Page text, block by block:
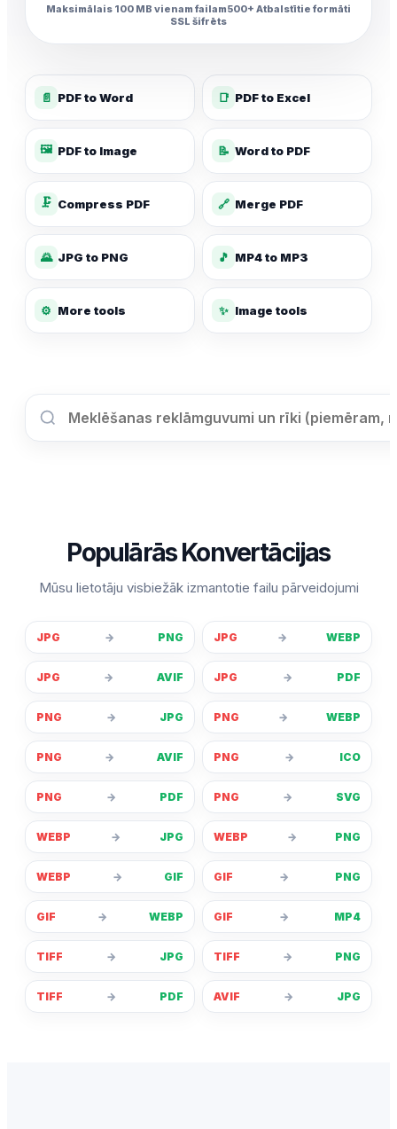
Maksimālais 100 MB vienam failam500+ Atbalstītie formāti
SSL šifrēts
📄 PDF to Word 📑 PDF to Excel
🖼️ PDF to Image 📝 Word to PDF
🗜️ Compress PDF 🔗 Merge PDF
🌄 JPG to PNG 🎵 MP4 to MP3
⚙️ More tools ✨ Image tools
Populārās Konvertācijas
Mūsu lietotāju visbiežāk izmantotie failu pārveidojumi
JPG → PNG JPG → WEBP
JPG → AVIF JPG → PDF
PNG → JPG PNG → WEBP
PNG → AVIF PNG → ICO
PNG → PDF PNG → SVG
WEBP → JPG WEBP → PNG
WEBP → GIF GIF → PNG
GIF → WEBP GIF → MP4
TIFF → JPG TIFF → PNG
TIFF → PDF AVIF → JPG